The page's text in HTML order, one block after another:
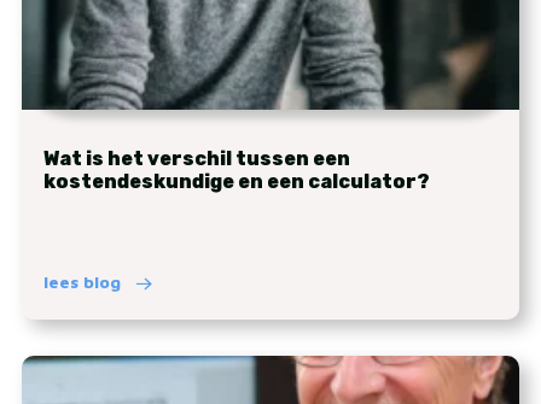
Wat is het verschil tussen een
kostendeskundige en een calculator?
lees blog